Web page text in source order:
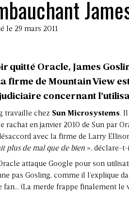
le 29 mars 2011
quitté Oracle, James
firme de Mountain View
concernant
travaille chez Sun Microsystems.
rachat en janvier 2010 de Sun par
avec la firme de Larry
plus de mal que de bien », déclare-
attaque Google pour son
pas Gosling, comme il l’explique
fan… (La merde frappe finalement le